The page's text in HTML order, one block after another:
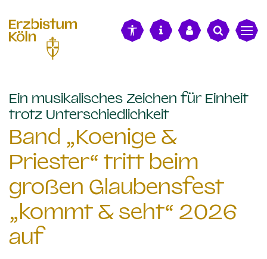
Ein musikalisches Zeichen für Einheit
trotz Unterschiedlichkeit:
Band „Koenige &
Priester“ tritt beim
großen Glaubensfest
„kommt & seht“ 2026
auf